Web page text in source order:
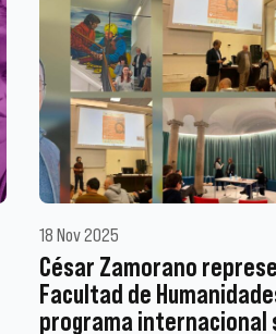
18 Nov 2025
César Zamorano
Facultad de
programa internacional